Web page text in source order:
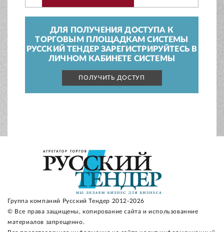
ДЛЯ ПОЛУЧЕНИЯ ДОСТУПА К
ТОРГОВЫМ ПЛОЩАДКАМ СИСТЕМЫ
РУССКИЙ ТЕНДЕР ЗАРЕГИСТРИРУЙТЕСЬ В
ЛИЧНОМ КАБИНЕТЕ СИСТЕМЫ
ПОЛУЧИТЬ ДОСТУП
Группа компаний Русский Тендер 2012-2026
© Все права защищены, копирование сайта и использованние
материалов запрещенно.